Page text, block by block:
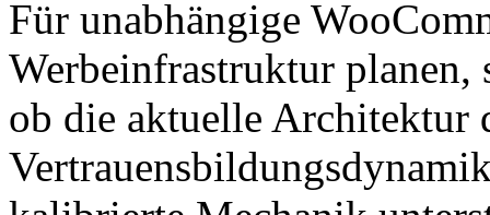
Für unabhängige
Werbeinfrastruktur planen,
ob die aktuelle Architektur